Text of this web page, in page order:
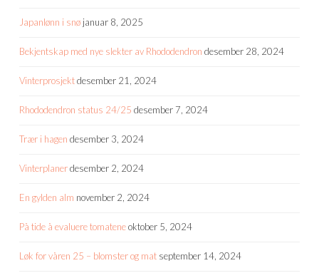
Japanlønn i snø januar 8, 2025
Bekjentskap med nye slekter av Rhododendron desember 28, 2024
Vinterprosjektdesember 21, 2024
Rhododendron status 24/25 desember 7, 2024
Trær i hagen desember 3, 2024
Vinterplanerdesember 2, 2024
En gylden alm november 2, 2024
På tide å evaluere tomateneoktober 5, 2024
Løk for våren 25 – blomster og mat september 14, 2024